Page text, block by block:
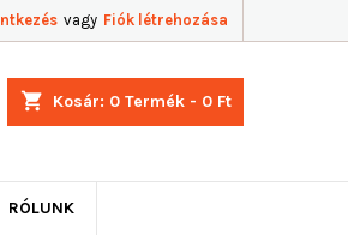
vagy Fiók létrehozása
shopping_cart Kosár: 0 Termék - 0 Ft
RÓLUNK